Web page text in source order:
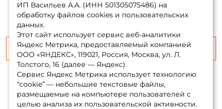
Сообщить о поступлении
ИП Васильев А.А. (ИНН 501305075486) на
обработку файлов cookies и пользовательских
данных.
Этот сайт использует сервис веб-аналитики
Яндекс Метрика, предоставляемый компанией
ООО «ЯНДЕКС», 119021, Россия, Москва, ул. Л.
Толстого, 16 (далее — Яндекс).
Сервис Яндекс Метрика использует технологию
“cookie” — небольшие текстовые файлы,
размещаемые на компьютере пользователей с
целью анализа их пользовательской активности.
ФИО: *
Email: *
Номер телефона: *
Придумайте пароль: *